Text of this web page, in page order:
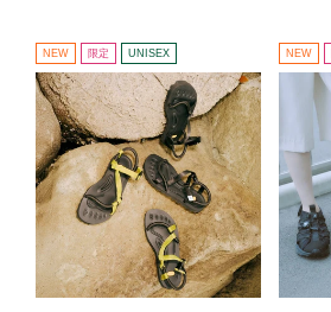
NEW 限定 UNISEX NEW